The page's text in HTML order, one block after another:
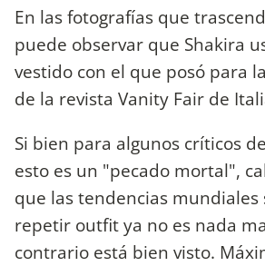
En las fotografías que
puede observar que Shakira
vestido con el que posó para
de la revista Vanity Fair de
Si bien para algunos críticos
esto es un "pecado mortal",
que las tendencias mundiales
repetir outfit ya no es nada
contrario está bien visto.